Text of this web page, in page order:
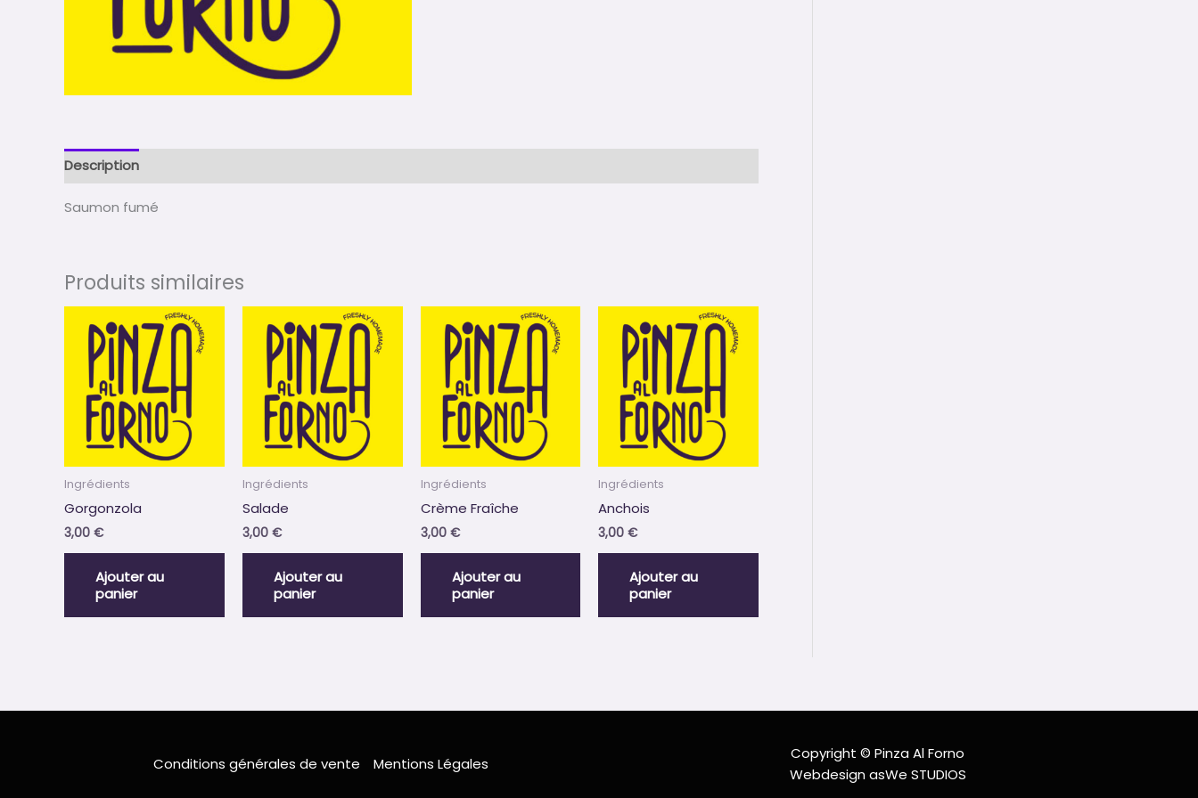
Description
Saumon fumé
Produits similaires
Ingrédients
Gorgonzola
3,00 €
Ajouter au
panier
Ingrédients
Salade
3,00 €
Ajouter au
panier
Ingrédients
Crème Fraîche
3,00 €
Ajouter au
panier
Ingrédients
Anchois
3,00€
Ajouter au
panier
Conditions générales de vente Mentions Légales
Copyright © Pinza Al Forno
Webdesign asWe STUDIOS